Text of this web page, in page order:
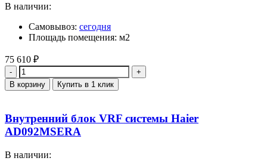
В наличии:
Самовывоз: сегодня
Площадь помещения: м2
75 610 ₽
Количество
В корзину Купить в 1 клик
Внутренний блок VRF системы Haier
AD092MSERA
В наличии: